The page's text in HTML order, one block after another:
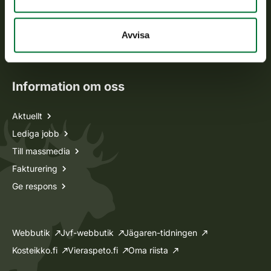
Avvisa
Jaktkort
Ansökan om licenser och dispenser
Information om oss
Aktuellt
Lediga jobb
Till massmedia
Fakturering
Ge respons
Webbutik Jvf-webbutik
Jägaren-tidningen
Kosteikko.fi
Vieraspeto.fi Oma riista